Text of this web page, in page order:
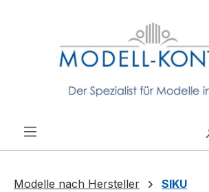
Modelle nach Hersteller SIKU